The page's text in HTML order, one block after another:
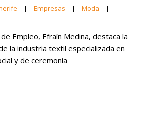
| Empresas | Moda
|
Empleo, Efraín Medina, destaca la
la industria textil especializada en
y de ceremonia